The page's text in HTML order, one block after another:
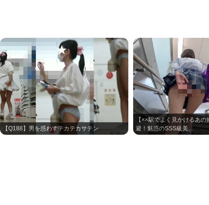
【Q188】男を惑わすテカテカサテン
【××駅でよく見かけるあ
避！魅惑のSSS級美…